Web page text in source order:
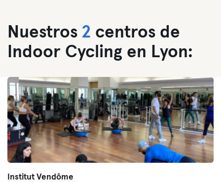
Nuestros 2 centros de
Indoor Cycling en Lyon:
Institut Vendôme